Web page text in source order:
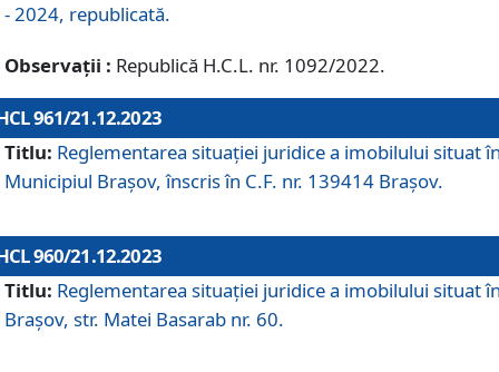
- 2024, republicată.
Observații : Republică H.C.L. nr. 1092/2022.
961/21.12.2023
Titlu: Reglementarea situației juridice a imobilului situat
Municipiul Brașov, înscris în C.F. nr. 139414 Brașov.
960/21.12.2023
Titlu: Reglementarea situației juridice a imobilului situat
Brașov, str. Matei Basarab nr. 60.